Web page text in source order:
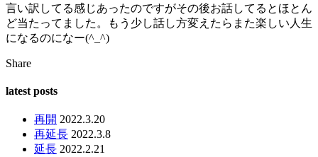
言い訳してる感じあったのですがその後お話してるとほとん
ど当たってました。もう少し話し方変えたらまた楽しい人生
になるのになー(^_^)
Share
latest posts
再開 2022.3.20
再延長 2022.3.8
延長 2022.2.21